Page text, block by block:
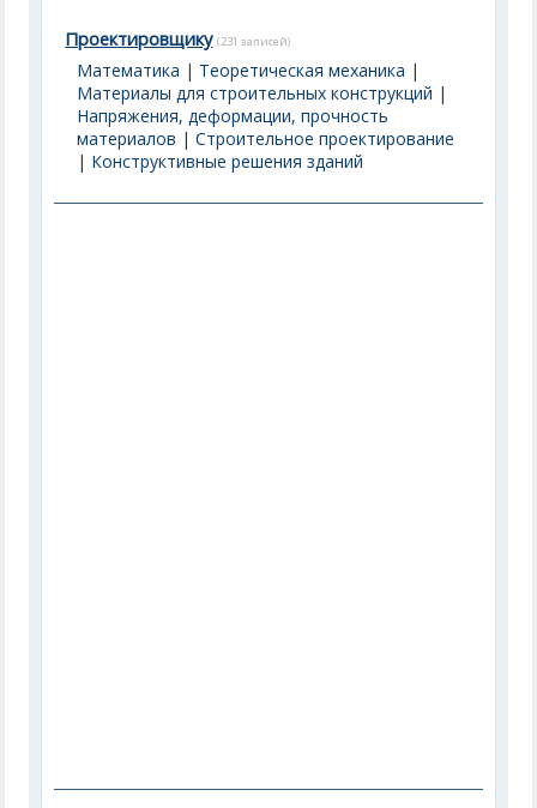
Проектировщику (231 записей)
Математика | Теоретическая механика |
Материалы для строительных конструкций |
Напряжения, деформации, прочность
материалов |Строительное проектирование
| Конструктивные решения зданий